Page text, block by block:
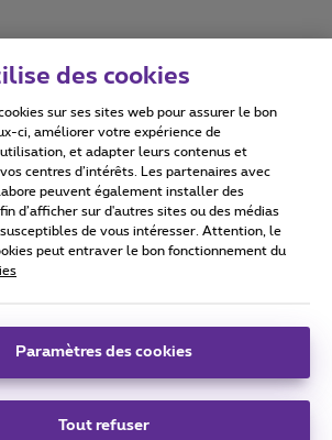
Accessibility statement
© 2026 Proximus
info consommateur
II 27 - B-1030 Bruxelles.
des cookies
sur ses sites web pour assurer le bon
ci, améliorer votre expérience de
et adapter leurs contenus et
centres d’intérêts. Les partenaires avec
peuvent également installer des
d’afficher sur d'autres sites ou des médias
de vous intéresser. Attention, le
peut entraver le bon fonctionnement du
Paramètres des cookies
Tout refuser